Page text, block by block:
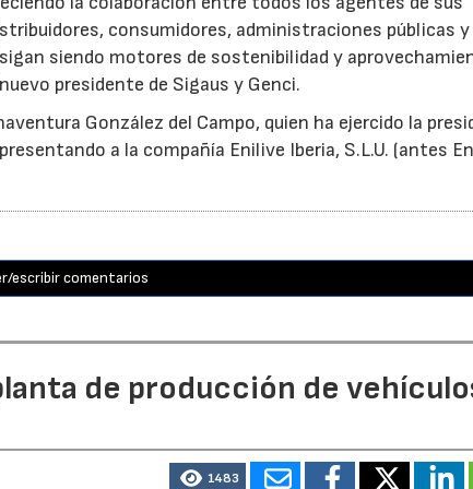
consumidores, administraciones públicas y
siendo motores de sostenibilidad y
presidente de Sigaus y Genci.
González del Campo, quien ha ejercido la
a la compañía Enilive Iberia, S.L.U. (antes
escribir comentarios
de producción de
1483